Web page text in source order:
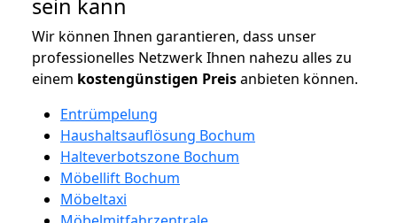
sein kann
Wir können Ihnen garantieren, dass unser
professionelles Netzwerk Ihnen nahezu alles zu
einem kostengünstigen Preisanbieten können.
Entrümpelung
Haushaltsauflösung Bochum
Halteverbotszone Bochum
Möbellift Bochum
Möbeltaxi